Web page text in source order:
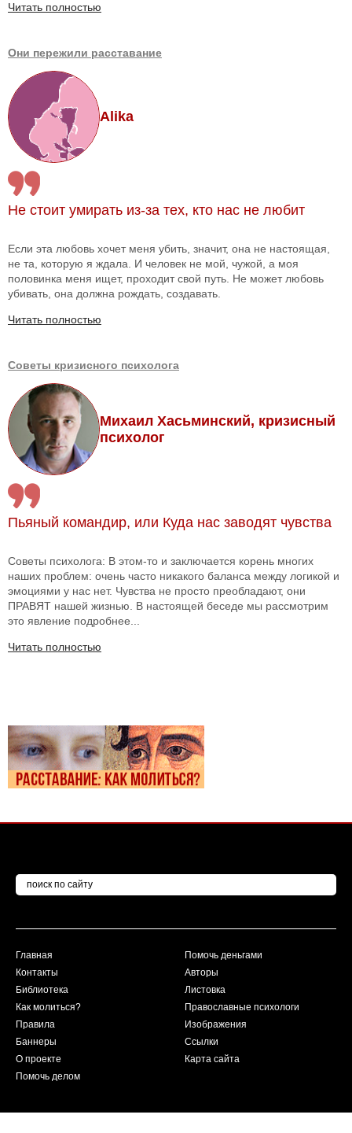
Читать полностью
Они пережили расставание
Alika
Не стоит умирать из-за тех, кто нас не любит
Если эта любовь хочет меня убить, значит, она не настоящая,
не та, которую я ждала. И человек не мой, чужой, а моя
половинка меня ищет, проходит свой путь. Не может любовь
убивать, она должна рождать, создавать.
Читать полностью
Советы кризисного психолога
Михаил Хасьминский, кризисный
психолог
Пьяный командир, или Куда нас заводят чувства
Советы психолога: В этом-то и заключается корень многих
наших проблем: очень часто никакого баланса между логикой и
эмоциями у нас нет. Чувства не просто преобладают, они
ПРАВЯТ нашей жизнью. В настоящей беседе мы рассмотрим
это явление подробнее...
Читать полностью
Главная
Контакты
Библиотека
Как молиться?
Правила
Баннеры
О проекте
Помочь делом
Помочь деньгами
Авторы
Листовка
Православные психологи
Изображения
Ссылки
Карта сайта